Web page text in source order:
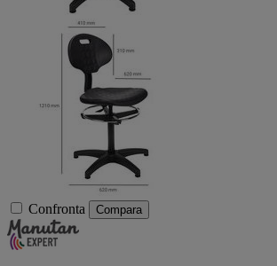
Confronta Compara